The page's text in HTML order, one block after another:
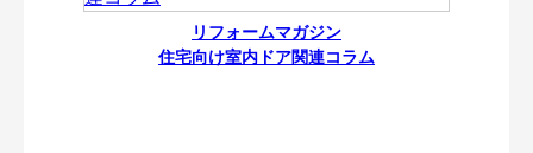
リフォームマガジン
住宅向け室内ドア関連コラム